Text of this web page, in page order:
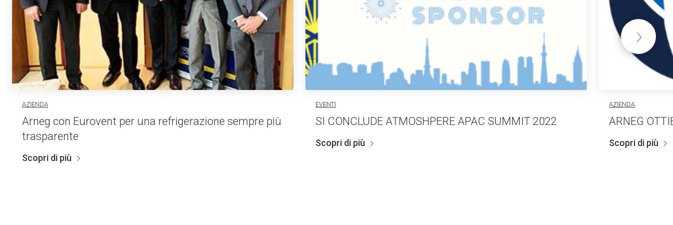
AZIENDA
Arneg con Eurovent per una refrigerazione sempre più
trasparente
Scopri di più
EVENTI
SI CONCLUDE ATMOSHPERE APAC SUMMIT 2022
Scopri di più
AZIENDA
ARNEG
Scopri di più